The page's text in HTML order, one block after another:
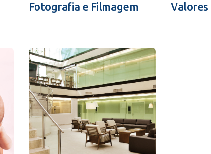
Fotografia e Filmagem Valores